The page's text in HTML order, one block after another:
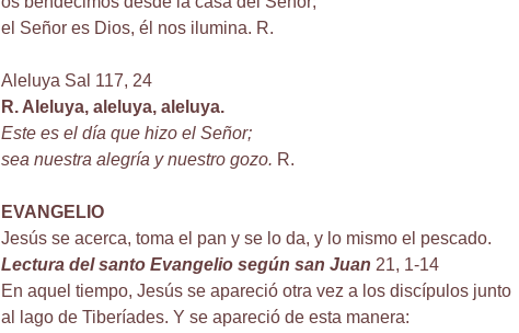
el Señor es Dios, él nos ilumina. R.
Aleluya Sal 117, 24
R. Aleluya, aleluya, aleluya.
Este es el día que hizo el Señor;
sea nuestra alegría y nuestro gozo. R.
EVANGELIO
Jesús se acerca, toma el pan y se lo da, y lo mismo el pescado.
Lectura del santo Evangelio según san Juan 21, 1-14
En aquel tiempo, Jesús se apareció otra vez a los discípulos junto
al lago de Tiberíades. Y se apareció de esta manera: